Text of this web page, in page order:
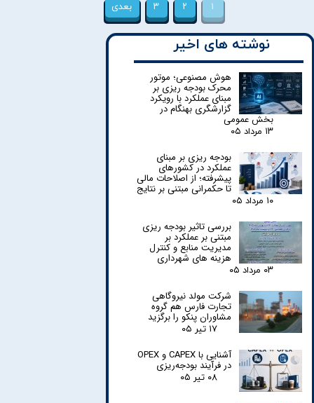
۱ ۲ ۳ بعدی
نوشته های اخیر
هوش مصنوعی؛ موتور
محرک بودجه ریزی بر
مبنای عملکرد با رویکرد
گزارشگری بهنگام در
بخش عمومی
۱۳ مرداد ۰۵
بودجه ریزی بر مبنای
عملکرد در کشورهای
پیشرفته؛ از اصلاحات مالی
تا حکمرانی مبتنی بر نتایج
۱۰ مرداد ۰۵
بررسی تاثیر بودجه ریزی
مبتنی بر عملکرد بر
مدیریت منابع و کنترل
هزینه های شهرداری
۰۳ مرداد ۰۵
شرکت مولد نیروگاهی
تجارت فارس هم گروه
مشاوران پنکو را برگزید
۱۷ تیر ۰۵
آشنایی با CAPEX و OPEX
در فرآیند بودجه‌ریزی
۰۸ تیر ۰۵